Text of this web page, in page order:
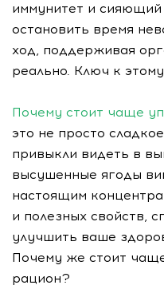
иммунитет и
остановить время
ход, поддерживая
реально. Ключ к
Почему стоит чаще
это не просто
привыкли видеть в
высушенные ягоды
настоящим
и полезных свойств,
улучшить ваше
Почему же стоит
рацион?